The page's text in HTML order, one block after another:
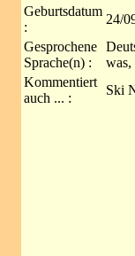
Geburtsdatum
:
24/
Gesprochene
Sprache(n) :
was,
Kommentiert
auch ... :
Ski